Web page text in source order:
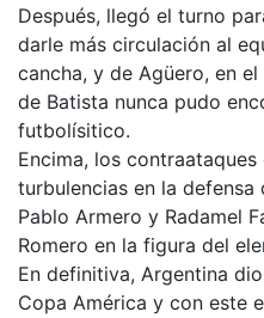
Después, llegó el turno
darle más circulación al
cancha, y de Agüero, en
de Batista nunca pudo
futbolísitico.
Encima, los
turbulencias en la
Pablo Armero y Radamel
Romero en la figura del
En definitiva, Argentina
Copa América y con este